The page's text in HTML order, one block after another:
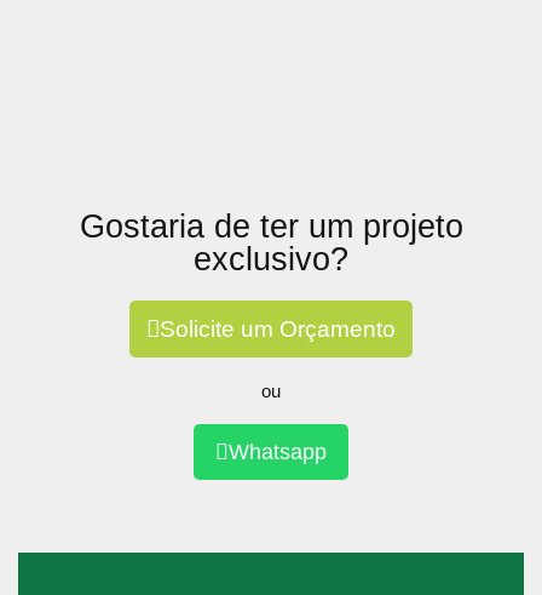
Gostaria de ter um projeto
exclusivo?
Solicite um Orçamento
ou
Whatsapp